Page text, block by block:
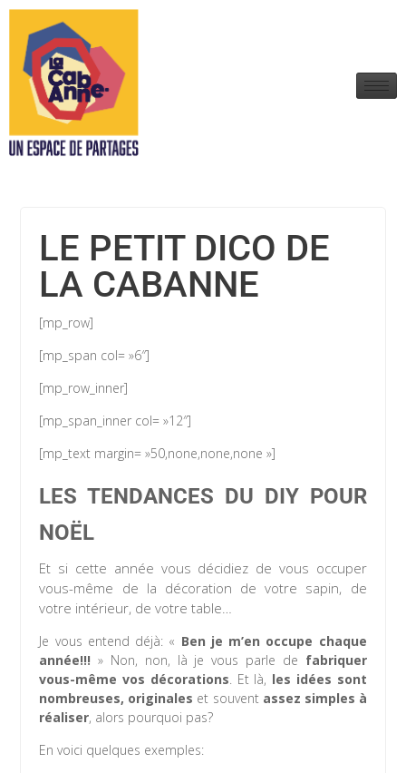
LE PETIT DICO DE
LA CABANNE
[mp_row]
[mp_span col= »6″]
[mp_row_inner]
[mp_span_inner col= »12″]
[mp_text margin= »50,none,none,none »]
LES TENDANCES DU DIY POUR
NOËL
Et si cette année vous décidiez de vous occuper
vous-même de la décoration de votre sapin, de
votre intérieur, de votre table…
Je vous entend déjà: « Ben je m’en occupe chaque
année!!! » Non, non, là je vous parle de fabriquer
vous-même vos décorations. Et là, les idées sont
nombreuses, originales et souvent assez simples à
réaliser, alors pourquoi pas?
En voici quelques exemples: